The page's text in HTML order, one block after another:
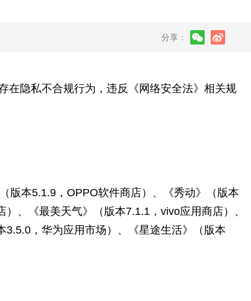
分享：
隐私不合规行为，违反《网络安全法》相关规
本5.1.9，OPPO软件商店）、《秀动》（版本
、《最美天气》（版本7.1.1，vivo应用商店）、
3.5.0，华为应用市场）、《星途生活》（版本